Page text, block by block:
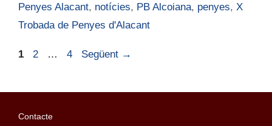
Penyes Alacant, notícies, PB Alcoiana, penyes, X
Trobada de Penyes d'Alacant
1 2 … 4 Següent →
Contacte